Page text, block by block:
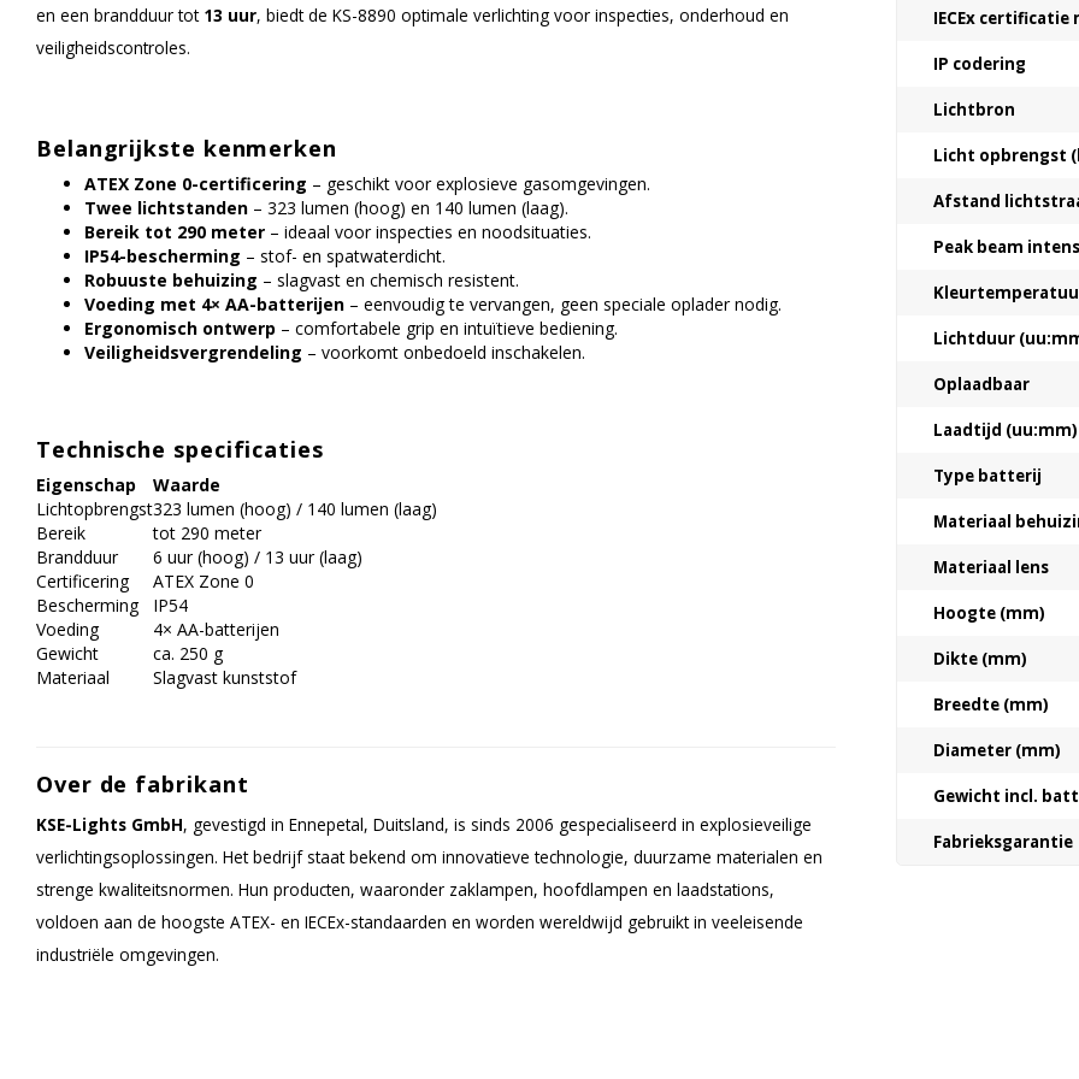
en een brandduur tot 13 uur, biedt de KS-8890 optimale verlichting voor inspecties, onderhoud en
veiligheidscontroles.
Belangrijkste kenmerken
ATEX Zone 0-certificering – geschikt voor explosieve gasomgevingen.
Twee lichtstanden – 323 lumen (hoog) en 140 lumen (laag).
Bereik tot 290 meter – ideaal voor inspecties en noodsituaties.
IP54-bescherming – stof- en spatwaterdicht.
Robuuste behuizing – slagvast en chemisch resistent.
Voeding met 4× AA-batterijen – eenvoudig te vervangen, geen speciale oplader nodig.
Ergonomisch ontwerp – comfortabele grip en intuïtieve bediening.
Veiligheidsvergrendeling – voorkomt onbedoeld inschakelen.
Technische specificaties
Eigenschap
Waarde
Lichtopbrengst323 lumen (hoog) / 140 lumen (laag)
Bereik
tot 290 meter
Brandduur
6 uur (hoog) / 13 uur (laag)
Certificering
ATEX Zone 0
Bescherming
IP54
Voeding
4× AA-batterijen
Gewicht
ca. 250 g
Materiaal
Slagvast kunststof
Over de fabrikant
KSE-Lights GmbH, gevestigd in Ennepetal, Duitsland, is sinds 2006 gespecialiseerd in explosieveilige
verlichtingsoplossingen. Het bedrijf staat bekend om innovatieve technologie, duurzame materialen en
strenge kwaliteitsnormen. Hun producten, waaronder zaklampen, hoofdlampen en laadstations,
voldoen aan de hoogste ATEX- en IECEx-standaarden en worden wereldwijd gebruikt in veeleisende
industriële omgevingen.
IECEx certificatie
IP codering
Lichtbron
Licht opbrengst
Afstand
Peak beam
Lichtduur
Oplaadbaar
Laadtijd (uu:mm)
Type batterij
Materiaal
Materiaal lens
Hoogte (mm)
Dikte (mm)
Breedte (mm)
Diameter (mm)
Gewicht incl.
Fabrieksgarantie